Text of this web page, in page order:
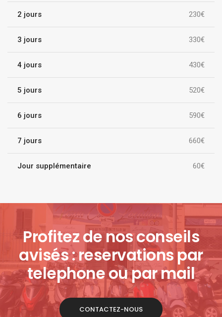
2 jours 230€
3 jours 330€
4 jours 430€
5 jours 520€
6 jours 590€
7 jours 660€
Jour supplémentaire 60€
Profitez de nos conseils
avisés : reservations par
telephone ou par mail
CONTACTEZ-NOUS